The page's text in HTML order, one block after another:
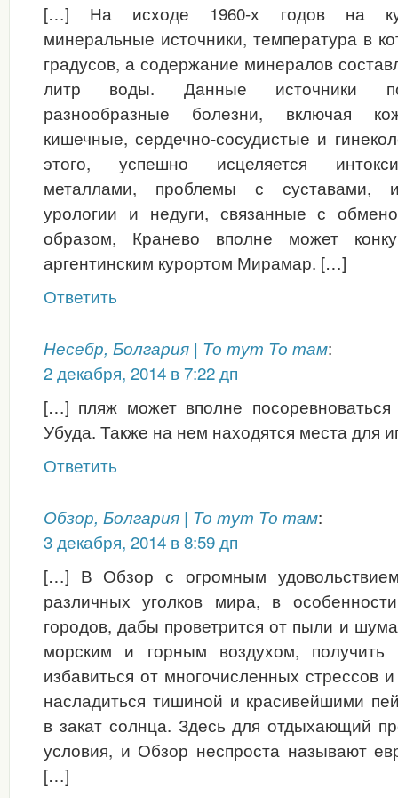
[…] На исходе 1960-х годов на
минеральные источники, температура в
градусов, а содержание минералов
литр воды. Данные источники
разнообразные болезни, включая
кишечные, сердечно-сосудистые и
этого, успешно исцеляется
металлами, проблемы с суставами,
урологии и недуги, связанные с
образом, Кранево вполне может
аргентинским курортом Мирамар. […]
Ответить
Несебр, Болгария | То тут То там:
2 декабря, 2014 в 7:22 дп
[…] пляж может вполне
Убуда. Также на нем находятся места для
Ответить
Обзор, Болгария | То тут То там:
3 декабря, 2014 в 8:59 дп
[…] В Обзор с огромным
различных уголков мира, в
городов, дабы проветрится от пыли и
морским и горным воздухом, получить
избавиться от многочисленных стрессов
насладиться тишиной и красивейшими
в закат солнца. Здесь для отдыхающий
условия, и Обзор неспроста называют
[…]